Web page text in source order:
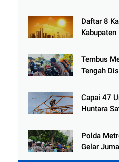
Daftar 8
Tembus
Tengah
Jamat
Capai 47
Huntara
Polda
Gelar